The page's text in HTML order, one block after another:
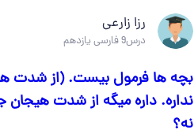
رزا زارعی
درس9 فارسی یازدهم
بچه ها فرمول بیست. (از شدت
نداره. داره میگه از شدت هیجان
نه؟